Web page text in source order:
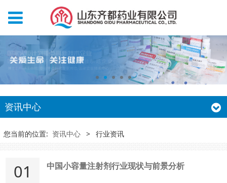
资讯中心
您当前的位置: 资讯中心 > 行业资讯
01 中国小容量注射剂行业现状与前景分析